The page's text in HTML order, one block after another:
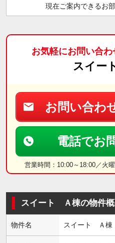
現在ご案内できるお
お気軽にお問い合わ
スイー
お問い合わ
電話でお
営業時間：10:00～18:00／火
スイート Ａ棟の物件
物件名 スイート Ａ棟